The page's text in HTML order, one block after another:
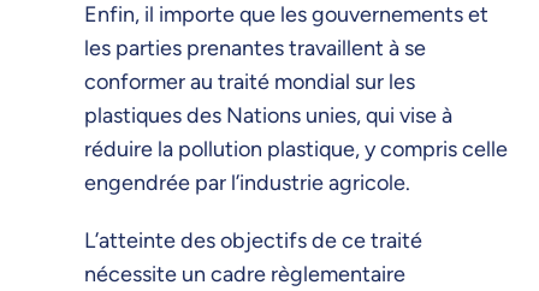
Enfin, il importe que les gouvernements et
les parties prenantes travaillent à se
conformer au traité mondial sur les
plastiques des Nations unies, qui vise à
réduire la pollution plastique, y compris celle
engendrée par l’industrie agricole.
L’atteinte des objectifs de ce traité
nécessite un cadre règlementaire